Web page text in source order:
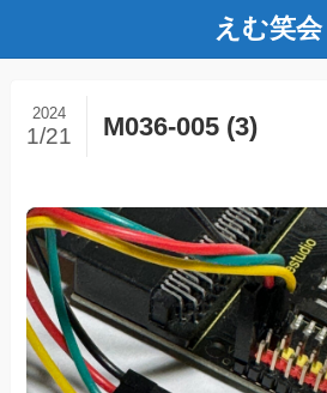
えむ笑会
M036-005 (3)
2024
1/21